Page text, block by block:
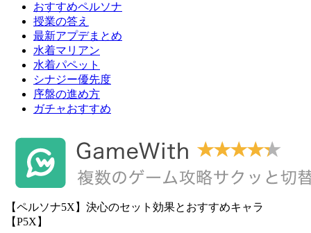
おすすめペルソナ
授業の答え
最新アプデまとめ
水着マリアン
水着パペット
シナジー優先度
序盤の進め方
ガチャおすすめ
【ペルソナ5X】決心のセット効果とおすすめキャラ
【P5X】